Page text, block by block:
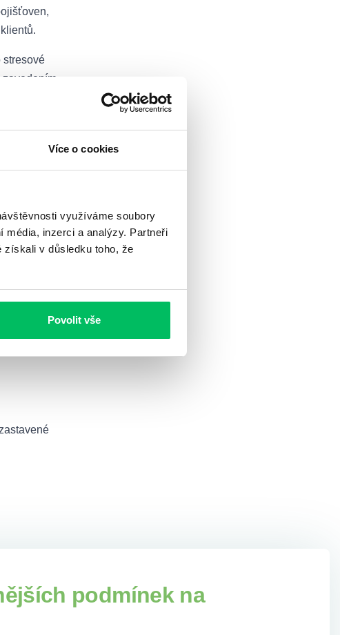
Více o cookies
využíváme soubory
inzerci a analýzy. Partneři
získali v důsledku toho, že
Povolit vše
stresové
půjčují
podmínek na